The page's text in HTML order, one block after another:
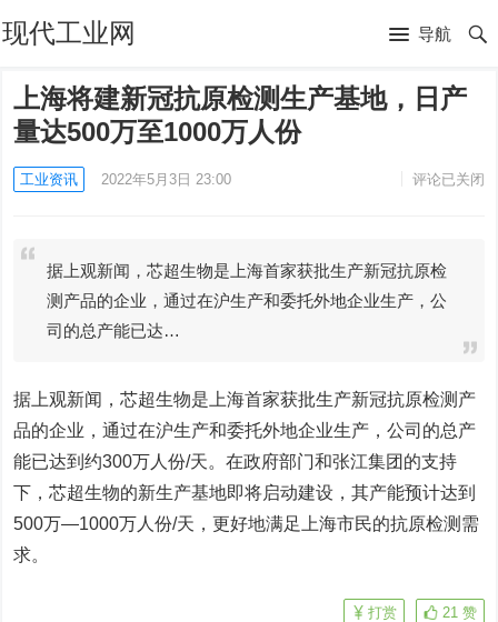
现代工业网 导航
上海将建新冠抗原检测生产基地，日产
量达500万至1000万人份
工业资讯 2022年5月3日 23:00 评论已关闭
据上观新闻，芯超生物是上海首家获批生产新冠抗原检
测产品的企业，通过在沪生产和委托外地企业生产，公
司的总产能已达…
据上观新闻，芯超生物是上海首家获批生产新冠抗原检测产
品的企业，通过在沪生产和委托外地企业生产，公司的总产
能已达到约300万人份/天。在政府部门和张江集团的支持
下，芯超生物的新生产基地即将启动建设，其产能预计达到
500万—1000万人份/天，更好地满足上海市民的抗原检测需
求。
21 赞
打赏